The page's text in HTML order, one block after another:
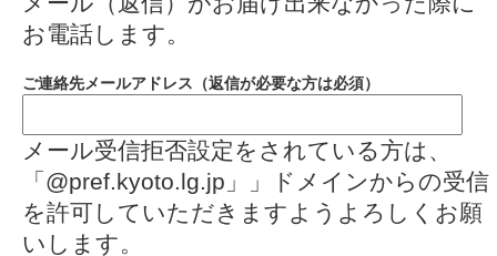
お電話します。
ご連絡先メールアドレス（返信が必要な方は必須）
メール受信拒否設定をされている方は、
「@pref.kyoto.lg.jp」」ドメインからの受信
を許可していただきますようよろしくお願
いします。